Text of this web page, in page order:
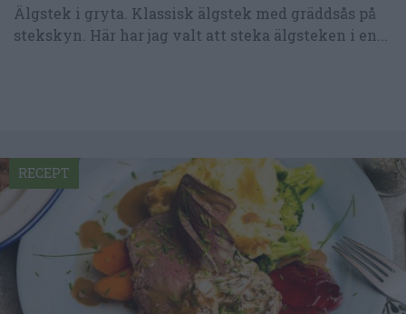
Älgstek i gryta. Klassisk älgstek med gräddsås på
stekskyn. Här har jag valt att steka älgsteken i en...
RECEPT